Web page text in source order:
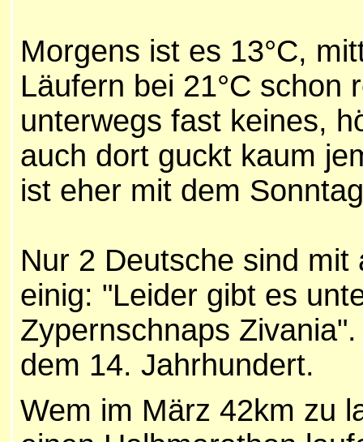
Morgens ist es 13°C,
Läufern bei 21°C schon
unterwegs fast keines,
auch dort guckt kaum
ist eher mit dem
Nur 2 Deutsche sind
einig: "Leider gibt es
Zypernschnaps
dem 14. Jahrhundert.
Wem im März 42km zu